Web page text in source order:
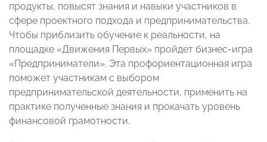
продукты, повысят знания и навыки участников в
сфере проектного подхода и предпринимательства.
Чтобы приблизить обучение к реальности, на
площадке «Движения Первых» пройдет бизнес-игра
«Предприниматели». Эта профориентационная игра
поможет участникам с выбором
предпринимательской деятельности, применить на
практике полученные знания и прокачать уровень
финансовой грамотности.